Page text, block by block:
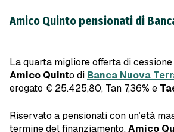
Amico Quinto pensionati di
La quarta migliore offerta di
Amico Quinto di Banca Nuova
erogato € 25.425,80, Tan 7,36% e
Riservato a pensionati con un’età
termine del finanziamento,Amico